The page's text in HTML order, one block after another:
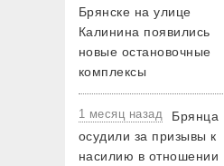
Брянске на улице
Калинина появились
новые остановочные
комплексы
1 месяц назад
Брянца
осудили за призывы к
насилию в отношении